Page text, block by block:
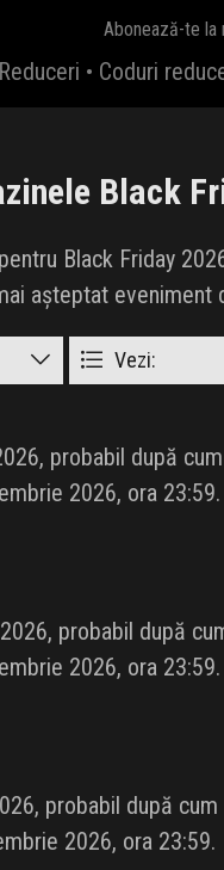
Abonează-te
Reduceri • Coduri
Black
Black Friday
așteptat eveniment
Vezi:
probabil după
2026, ora 23:59.
probabil după
2026, ora 23:59.
probabil după
2026, ora 23:59.